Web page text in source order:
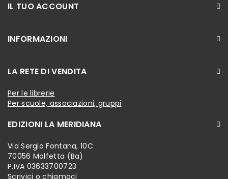
IL TUO ACCOUNT
INFORMAZIONI
LA RETE DI VENDITA
Per le librerie
Per scuole, associazioni, gruppi
EDIZIONI LA MERIDIANA
Via Sergio Fontana, 10C
70056 Molfetta (Ba)
P.IVA 03633700723
Scrivici o chiamaci